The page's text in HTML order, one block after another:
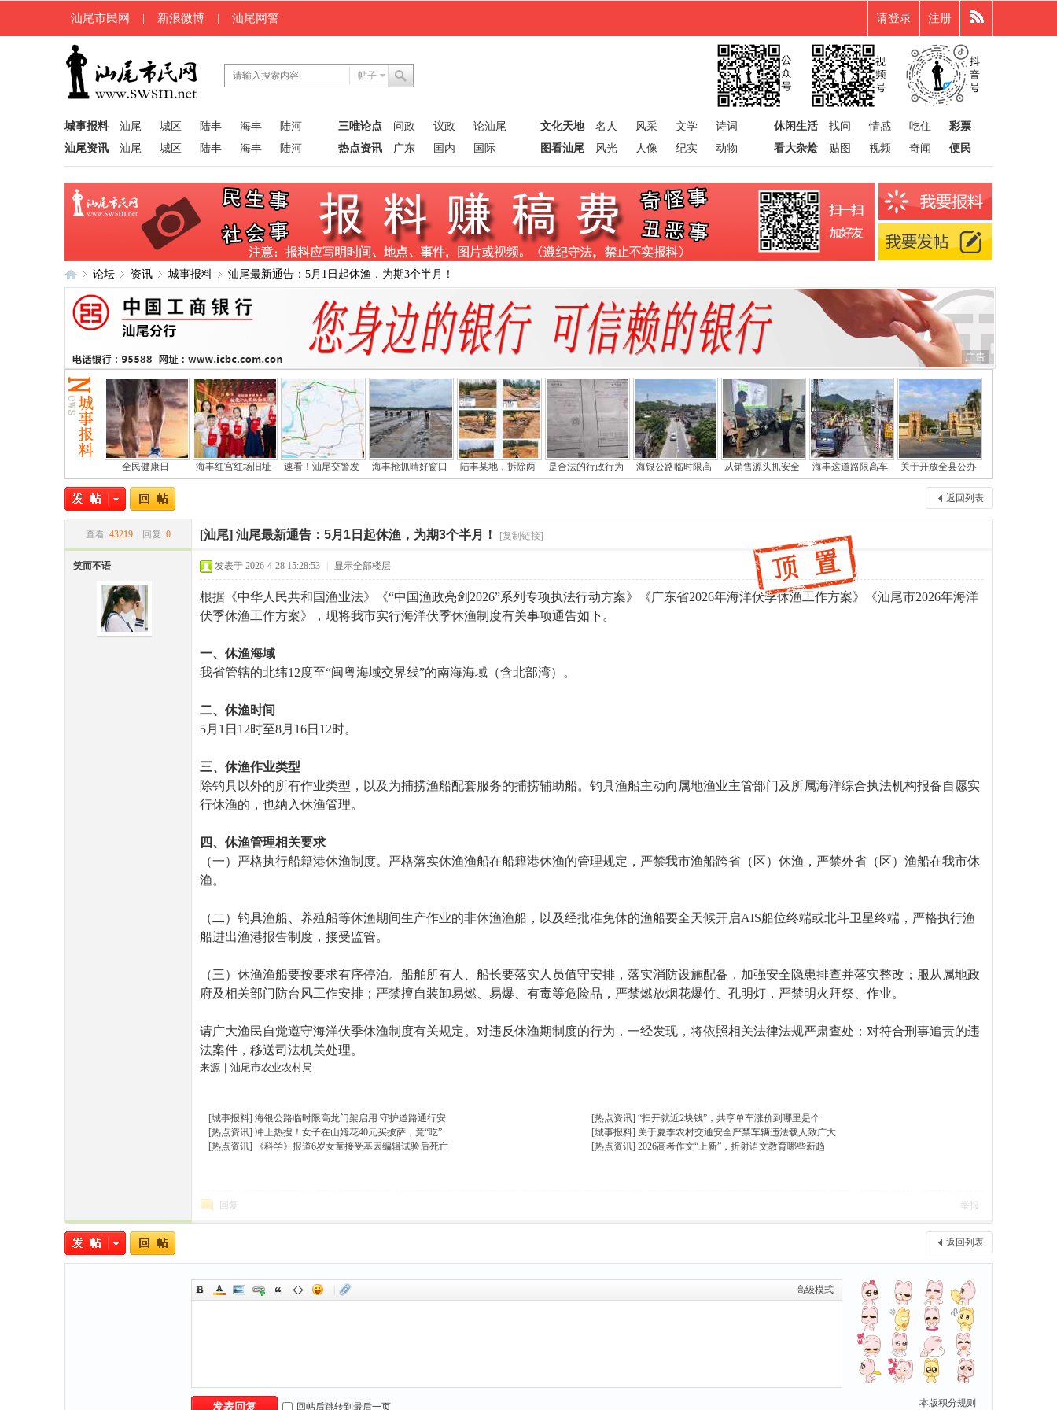
汕尾市民网 | 新浪微博 | 汕尾网警 请登录 注册
帖子
城事报料 汕尾 城区 陆丰 海丰
陆河
汕尾资讯
汕尾 城区 陆丰 海丰 陆河
三唯论点 问政 议政
论汕尾
热点资讯
广东 国内 国际
文化天地 名人 风采 文学
诗词
图看汕尾
风光 人像 纪实 动物
休闲生活 找问 情感 吃住
彩票
看大杂烩
贴图 视频 奇闻 便民
尾
论坛 资讯 城事报料 汕尾最新通告：5月1日起休渔，为期3个半月！
全民健康日 海丰红宫红场旧址 速看！汕尾交警发 海丰抢抓晴好窗口 陆丰某地，拆除两 是合法的行政行为 海银公路临时限高 从销售源头抓安全 海丰这道路限高车 关于开放全县公办
返回列表
查看: 43219 回复: 0 [汕尾] 汕尾最新通告：5月1日起休渔，为期3个半月！ [复制链接]
笑而不语 发表于 2026-4-28 15:28:53 显示全部楼层
根据《中华人民共和国渔业法》《“中国渔政亮剑2026”系列专项执法行动方案》《广东省2026年海洋伏季休渔工作方案》《汕尾市2026年海洋
伏季休渔工作方案》，现将我市实行海洋伏季休渔制度有关事项通告如下。
一、休渔海域
我省管辖的北纬12度至“闽粤海域交界线”的南海海域（含北部湾）。
二、休渔时间
5月1日12时至8月16日12时。
三、休渔作业类型
除钓具以外的所有作业类型，以及为捕捞渔船配套服务的捕捞辅助船。钓具渔船主动向属地渔业主管部门及所属海洋综合执法机构报备自愿实
行休渔的，也纳入休渔管理。
四、休渔管理相关要求
（一）严格执行船籍港休渔制度。严格落实休渔渔船在船籍港休渔的管理规定，严禁我市渔船跨省（区）休渔，严禁外省（区）渔船在我市休
渔。
（二）钓具渔船、养殖船等休渔期间生产作业的非休渔渔船，以及经批准免休的渔船要全天候开启AIS船位终端或北斗卫星终端，严格执行渔
船进出渔港报告制度，接受监管。
（三）休渔渔船要按要求有序停泊。船舶所有人、船长要落实人员值守安排，落实消防设施配备，加强安全隐患排查并落实整改；服从属地政
府及相关部门防台风工作安排；严禁擅自装卸易燃、易爆、有毒等危险品，严禁燃放烟花爆竹、孔明灯，严禁明火拜祭、作业。
请广大渔民自觉遵守海洋伏季休渔制度有关规定。对违反休渔期制度的行为，一经发现，将依照相关法律法规严肃查处；对符合刑事追责的违
法案件，移送司法机关处理。
来源｜汕尾市农业农村局
[城事报料] 海银公路临时限高龙门架启用 守护道路通行安
[热点资讯] 冲上热搜！女子在山姆花40元买披萨，竟“吃”
[热点资讯]
《科学》报道6岁女童接受基因编辑试验后死亡
[热点资讯] “扫开就近2块钱”，共享单车涨价到哪里是个
[城事报料] 关于夏季农村交通安全严禁车辆违法载人致广大
[热点资讯] 2026高考作文“上新”，折射语文教育哪些新趋
回复 举报
返回列表
高级模式
本版积分规则
发表回复 回帖后跳转到最后一页